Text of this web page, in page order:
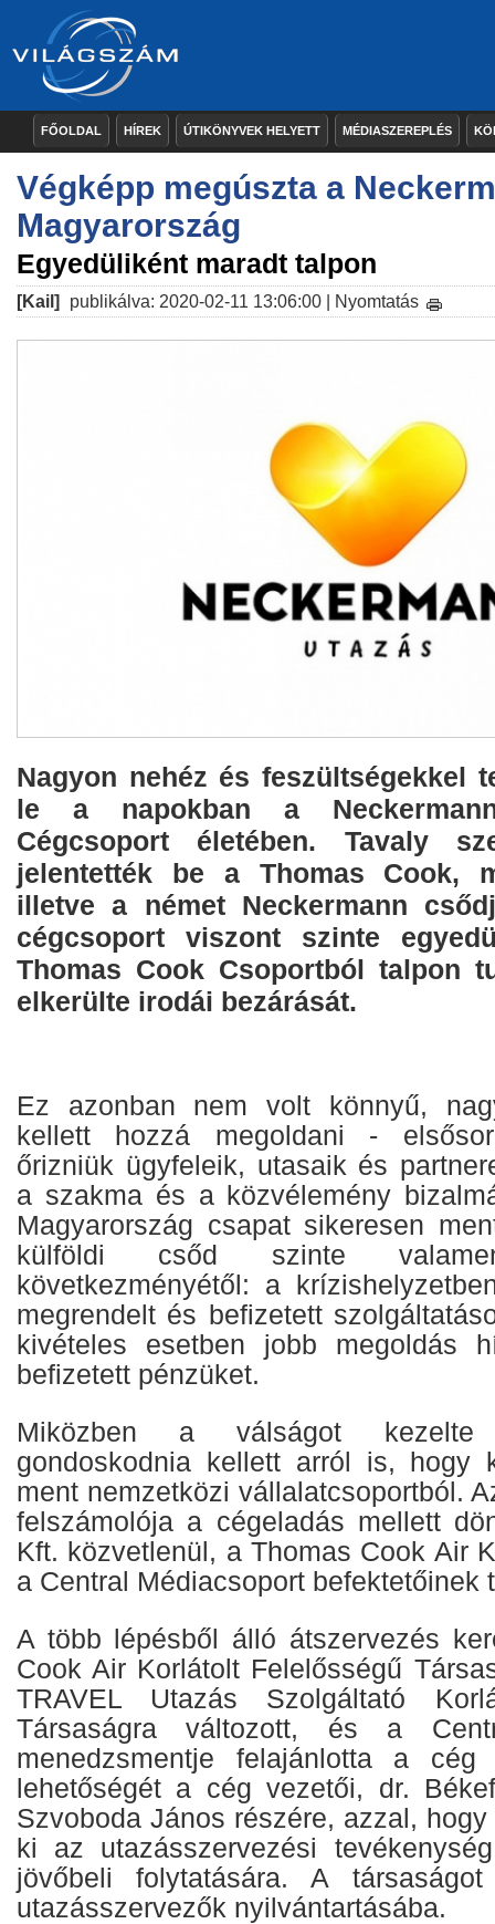
FŐOLDAL HÍREK ÚTIKÖNYVEK HELYETT MÉDIASZEREPLÉS
Végképp megúszta a
Magyarország
Egyedüliként maradt talpon
[Kail] publikálva: 2020-02-11 13:06:00 | Nyomtatás
Nagyon nehéz és feszültségekkel
le a napokban a Neckermann
Cégcsoport életében. Tavaly
jelentették be a Thomas Cook,
illetve a német Neckermann
cégcsoport viszont szinte
Thomas Cook Csoportból talpon
elkerülte irodái bezárását.
Ez azonban nem volt könnyű,
kellett hozzá megoldani -
őrizniük ügyfeleik, utasaik és
a szakma és a közvélemény
Magyarország csapat sikeresen
külföldi csőd szinte
következményétől: a
megrendelt és befizetett
kivételes esetben jobb megoldás
befizetett pénzüket.
Miközben a válságot
gondoskodnia kellett arról is, hogy
ment nemzetközi vállalatcsoportból.
felszámolója a cégeladás mellett
Kft. közvetlenül, a Thomas Cook Air
a Central Médiacsoport befektetőinek
A több lépésből álló átszervezés
Cook Air Korlátolt Felelősségű
TRAVEL Utazás Szolgáltató
Társaságra változott, és a
menedzsmentje felajánlotta a cég
lehetőségét a cég vezetői, dr.
Szvoboda János részére, azzal,
ki az utazásszervezési
jövőbeli folytatására. A
utazásszervezők nyilvántartásába.